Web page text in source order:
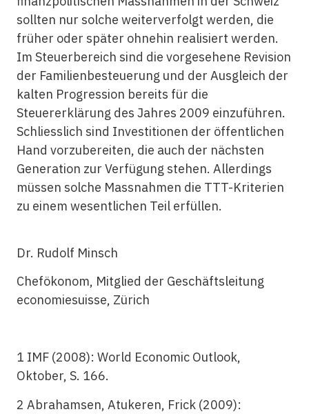
sollten nur solche weiterverfolgt werden, die
früher oder später ohnehin realisiert werden.
Im Steuerbereich sind die vorgesehene Revision
der Familienbesteuerung und der Ausgleich der
kalten Progression bereits für die
Steuererklärung des Jahres 2009 einzuführen.
Schliesslich sind Investitionen der öffentlichen
Hand vorzubereiten, die auch der nächsten
Generation zur Verfügung stehen. Allerdings
müssen solche Massnahmen die TTT-Kriterien
zu einem wesentlichen Teil erfüllen.
Dr. Rudolf Minsch
Chefökonom, Mitglied der Geschäftsleitung
economiesuisse, Zürich
1 IMF (2008): World Economic Outlook,
Oktober, S. 166.
2 Abrahamsen, Atukeren, Frick (2009):